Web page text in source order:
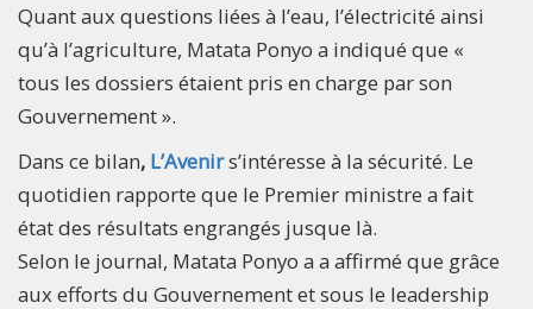
Quant aux questions liées à l’eau, l’électricité ainsi
qu’à l’agriculture, Matata Ponyo a indiqué que «
tous les dossiers étaient pris en charge par son
Gouvernement ».
Dans ce bilan, L’Avenirs’intéresse à la sécurité. Le
quotidien rapporte que le Premier ministre a fait
état des résultats engrangés jusque là.
Selon le journal, Matata Ponyo a a affirmé que grâce
aux efforts du Gouvernement et sous le leadership